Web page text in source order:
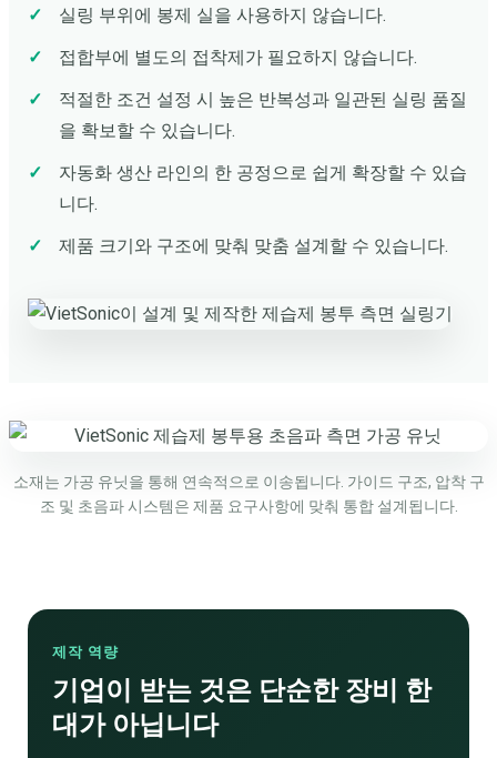
실링 부위에 봉제 실을 사용하지 않습니다.
접합부에 별도의 접착제가 필요하지 않습니다.
적절한 조건 설정 시 높은 반복성과 일관된 실링 품질
을 확보할 수 있습니다.
자동화 생산 라인의 한 공정으로 쉽게 확장할 수 있습
니다.
제품 크기와 구조에 맞춰 맞춤 설계할 수 있습니다.
소재는 가공 유닛을 통해 연속적으로 이송됩니다. 가이드 구조, 압착 구
조 및 초음파 시스템은 제품 요구사항에 맞춰 통합 설계됩니다.
제작 역량
기업이 받는 것은 단순한 장비 한
대가 아닙니다